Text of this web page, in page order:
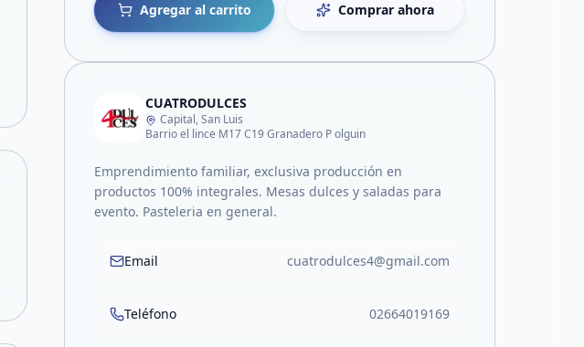
Agregar al carrito Comprar ahora
CUATRODULCES
Capital, San Luis
Barrio el lince M17 C19 Granadero P olguin
Emprendimiento familiar, exclusiva producción en
productos 100% integrales. Mesas dulces y saladas para
evento. Pasteleria en general.
Email cuatrodulces4@gmail.com
Teléfono 02664019169